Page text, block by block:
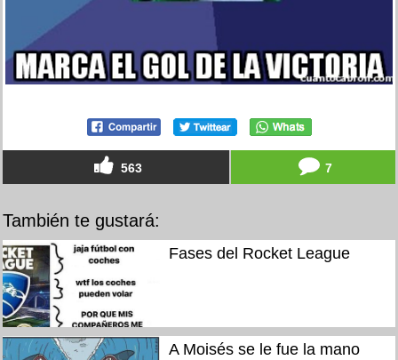
563 7
También te gustará:
Fases del Rocket League
A Moisés se le fue la mano